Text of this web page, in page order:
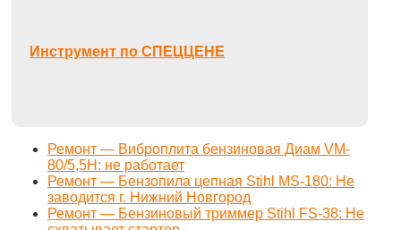
Инструмент по СПЕЦЦЕНЕ
Ремонт — Виброплита бензиновая Диам VM-
80/5,5H: не работает
Ремонт — Бензопила цепная Stihl MS-180: Не
заводится г. Нижний Новгород
Ремонт — Бензиновый триммер Stihl FS-38: Не